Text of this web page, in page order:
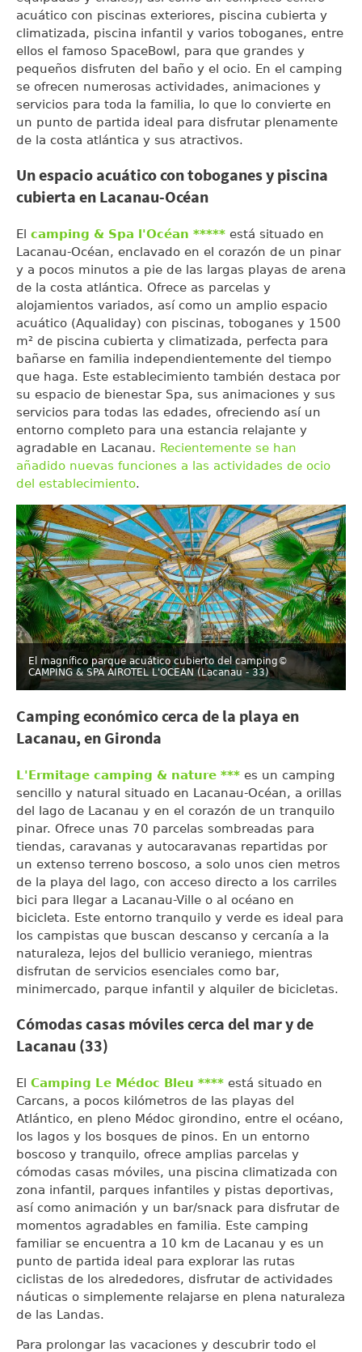
acuático con piscinas exteriores, piscina cubierta y
climatizada, piscina infantil y varios toboganes, entre
ellos el famoso SpaceBowl, para que grandes y
pequeños disfruten del baño y el ocio. En el camping
se ofrecen numerosas actividades, animaciones y
servicios para toda la familia, lo que lo convierte en
un punto de partida ideal para disfrutar plenamente
de la costa atlántica y sus atractivos.
Un espacio acuático con toboganes y piscina
cubierta en Lacanau-Océan
El camping & Spa l'Océan ***** está situado en
Lacanau-Océan, enclavado en el corazón de un pinar
y a pocos minutos a pie de las largas playas de arena
de la costa atlántica. Ofrece as parcelas y
alojamientos variados, así como un amplio espacio
acuático (Aqualiday) con piscinas, toboganes y 1500
m² de piscina cubierta y climatizada, perfecta para
bañarse en familia independientemente del tiempo
que haga. Este establecimiento también destaca por
su espacio de bienestar Spa, sus animaciones y sus
servicios para todas las edades, ofreciendo así un
entorno completo para una estancia relajante y
agradable en Lacanau. Recientemente se han
añadido nuevas funciones a las actividades de ocio
del establecimiento.
El magnífico parque acuático cubierto del camping©
CAMPING & SPA AIROTEL L'OCEAN (Lacanau - 33)
Camping económico cerca de la playa en
Lacanau, en Gironda
L'Ermitage camping & nature *** es un camping
sencillo y natural situado en Lacanau-Océan, a orillas
del lago de Lacanau y en el corazón de un tranquilo
pinar. Ofrece unas 70 parcelas sombreadas para
tiendas, caravanas y autocaravanas repartidas por
un extenso terreno boscoso, a solo unos cien metros
de la playa del lago, con acceso directo a los carriles
bici para llegar a Lacanau-Ville o al océano en
bicicleta. Este entorno tranquilo y verde es ideal para
los campistas que buscan descanso y cercanía a la
naturaleza, lejos del bullicio veraniego, mientras
disfrutan de servicios esenciales como bar,
minimercado, parque infantil y alquiler de bicicletas.
Cómodas casas móviles cerca del mar y de
Lacanau (33)
El Camping Le Médoc Bleu **** está situado en
Carcans, a pocos kilómetros de las playas del
Atlántico, en pleno Médoc girondino, entre el océano,
los lagos y los bosques de pinos. En un entorno
boscoso y tranquilo, ofrece amplias parcelas y
cómodas casas móviles, una piscina climatizada con
zona infantil, parques infantiles y pistas deportivas,
así como animación y un bar/snack para disfrutar de
momentos agradables en familia. Este camping
familiar se encuentra a 10 km de Lacanau y es un
punto de partida ideal para explorar las rutas
ciclistas de los alrededores, disfrutar de actividades
náuticas o simplemente relajarse en plena naturaleza
de las Landas.
Para prolongar las vacaciones y descubrir todo el